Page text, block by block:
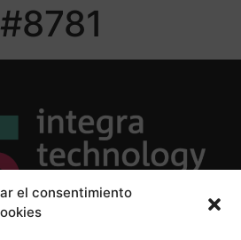
el consentimiento